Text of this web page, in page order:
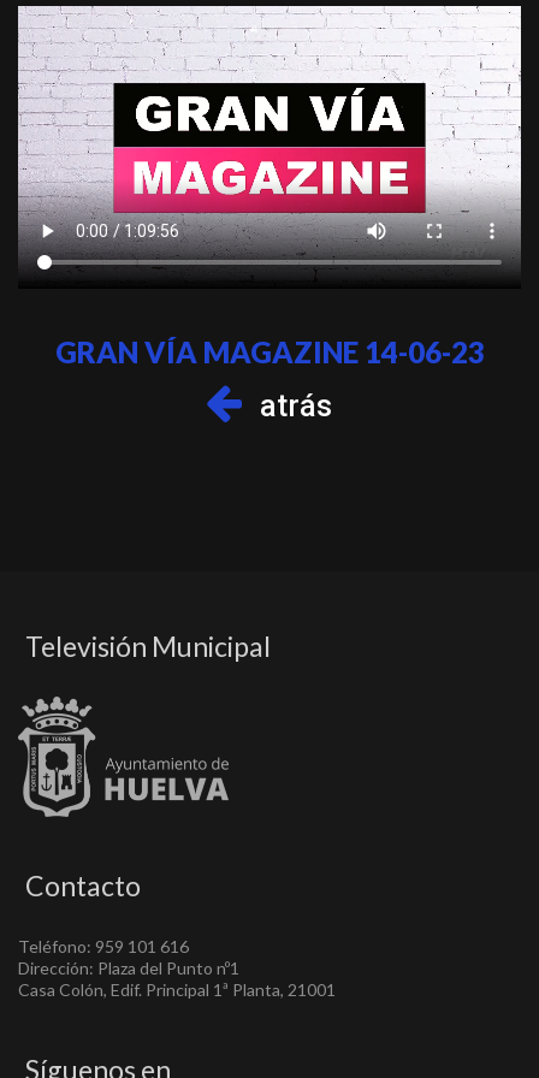
GRAN VÍA MAGAZINE 14-06-23
atrás
Televisión Municipal
Contacto
Teléfono: 959 101 616
Dirección: Plaza del Punto nº1
Casa Colón, Edif. Principal 1ª Planta, 21001
Síguenos en